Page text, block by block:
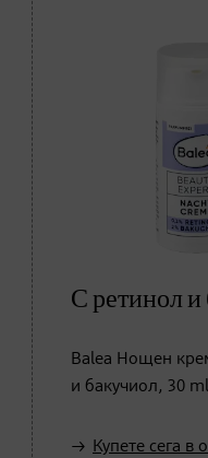
С ретинол и
Balea Нощен
и бакучиол, 30
Купете сега в